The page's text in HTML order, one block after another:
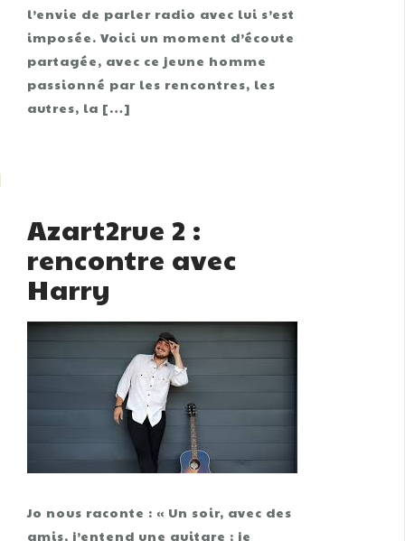
l’envie de parler radio avec lui s’est
imposée. Voici un moment d’écoute
partagée, avec ce jeune homme
passionné par les rencontres, les
autres, la […]
Azart2rue 2 :
rencontre avec
Harry
Jo nous raconte : « Un soir, avec des
amis, j’entend une guitare ; je